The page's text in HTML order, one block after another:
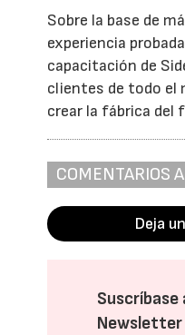
Sobre la base de
experiencia
capacitación de
clientes de todo el
crear la fábrica del
COMENTARIOS
Deja
Suscríbase